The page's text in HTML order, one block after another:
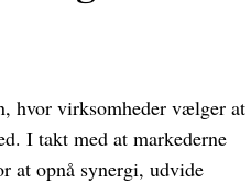
hvor virksomheder vælger at
I takt med at markederne
at opnå synergi, udvide